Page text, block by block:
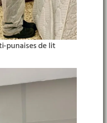
punaises de lit